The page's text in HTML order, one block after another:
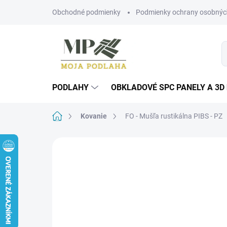
Obchodné podmienky Podmienky ochrany
PODLAHY OBKLADOVÉ SPC PANELY A
DomovKovanie FO - Mušľa rustikálna PIBS - PZ